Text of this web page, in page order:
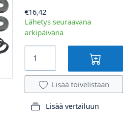
€16,42
Lähetys seuraavana
arkipäivänä
Lisää toivelistaan
Lisää vertailuun